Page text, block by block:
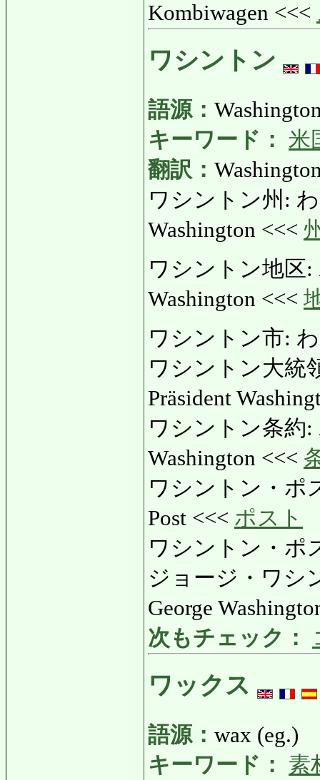
Kombiwagen <<<
ワシントン
語源：
キーワード： 米
翻訳：
ワシントン州:
Washington <<<
ワシントン地区:
Washington <<<
ワシントン市:
ワシントン大統
Präsident
ワシントン条約:
Washington <<<
ワシントン・ポ
Post <<< ポスト
ワシントン・ポ
ジョージ・ワシ
George
次もチェック：
ワックス
語源： wax (eg.)
キーワード：
素